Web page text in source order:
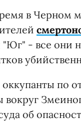
в Черном
- все они
по
вокруг
об